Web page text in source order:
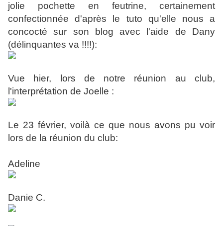
jolie pochette en feutrine, certainement
confectionnée d'après le tuto qu'elle nous a
concocté sur son blog avec l'aide de Dany
(délinquantes va !!!!):
Vue hier, lors de notre réunion au club,
l'interprétation de Joelle :
Le 23 février, voilà ce que nous avons pu voir
lors de la réunion du club:
Adeline
Danie C.